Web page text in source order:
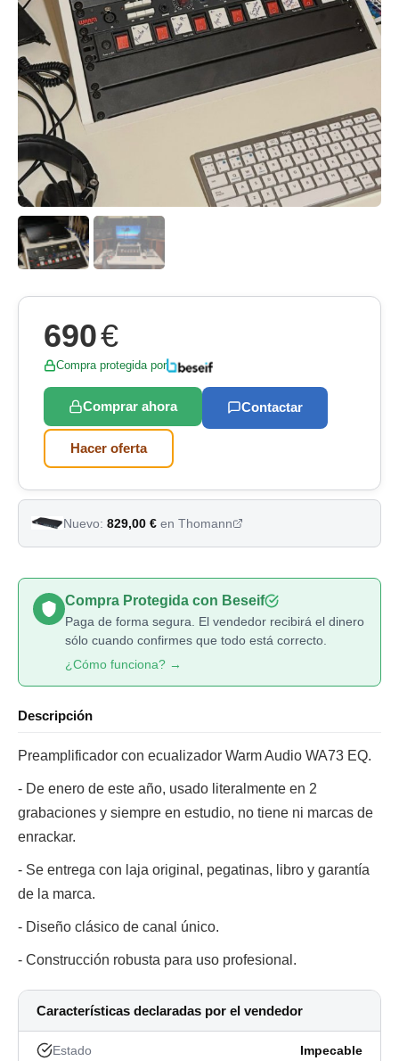
690€
Compra protegida por
Comprar ahora Contactar
Hacer oferta
Nuevo: 829,00 € en Thomann
Compra Protegida con Beseif
Paga de forma segura. El vendedor recibirá el dinero
sólo cuando confirmes que todo está correcto.
¿Cómo funciona? →
Descripción
Preamplificador con ecualizador Warm Audio WA73 EQ.
- De enero de este año, usado literalmente en 2
grabaciones y siempre en estudio, no tiene ni marcas de
enrackar.
- Se entrega con laja original, pegatinas, libro y garantía
de la marca.
- Diseño clásico de canal único.
- Construcción robusta para uso profesional.
Características declaradas por el vendedor
Estado Impecable